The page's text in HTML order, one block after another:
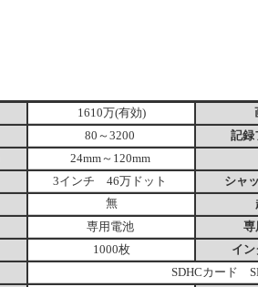
1610万(有効)
80～3200
記録
24mm～120mm
3インチ 46万ドット
シャ
無
専用電池
専
1000枚
イ
SDHCカード